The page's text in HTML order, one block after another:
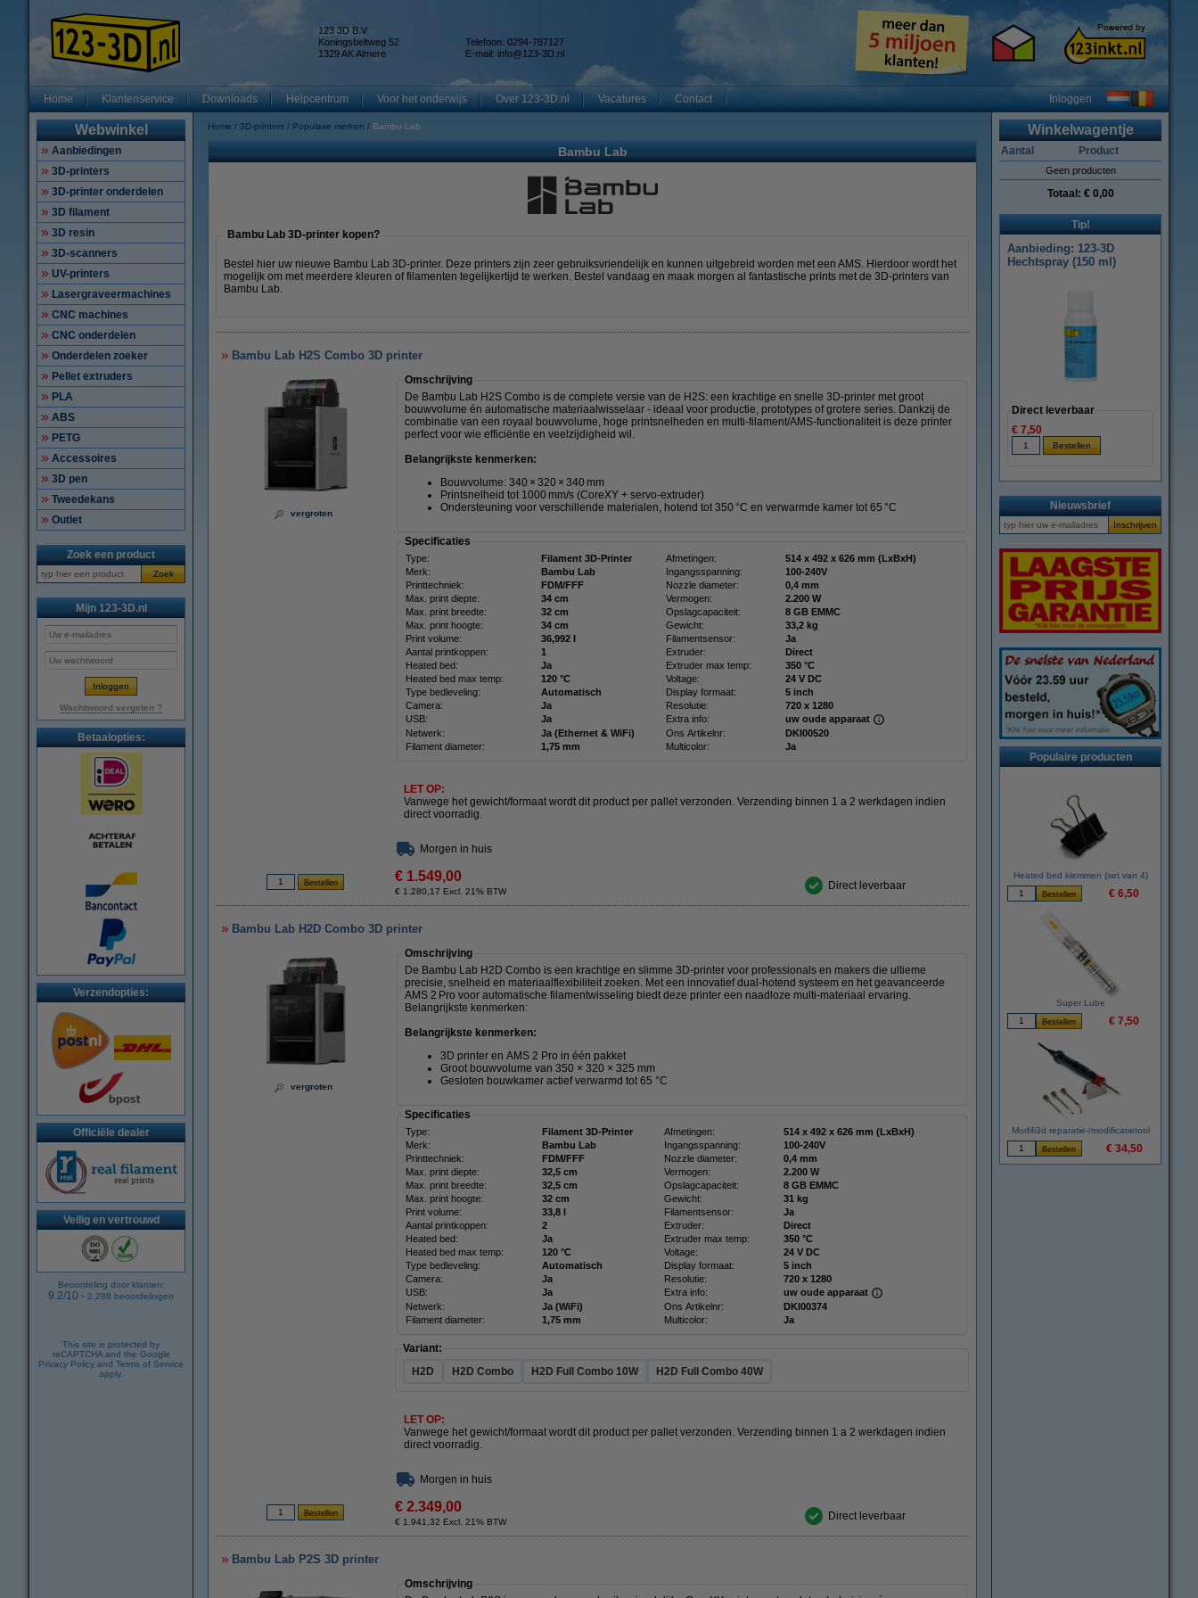
123 3D B.V.
Koningsbeltweg 52
1329 AK Almere
Telefoon: 0294-787127
E-mail: info@123-3D.nl
Home Klantenservice Downloads Helpcentrum Voor het onderwijs Over 123-3D.nl Vacatures Contact Inloggen
Webwinkel
Aanbiedingen
3D-printers
3D-printer onderdelen
3D filament
3D resin
3D-scanners
UV-printers
Lasergraveermachines
CNC machines
CNC onderdelen
Onderdelen zoeker
Pellet extruders
PLA
ABS
PETG
Accessoires
3D pen
Tweedekans
Outlet
Zoek een product
Zoek
Mijn 123-3D.nl
Wachtwoord vergeten ?
Betaalopties:
Verzendopties:
Officiële dealer
Veilig en vertrouwd
Beoordeling door klanten:
9.2/10 - 2.288 beoordelingen
This site is protected by
reCAPTCHA and the Google
Privacy Policy and Terms of Service
apply.
Home 3D-printers Populaire merken Bambu Lab
Bambu Lab
Bambu Lab 3D-printer kopen?
Bestel hier uw nieuwe Bambu Lab 3D-printer. Deze printers zijn zeer gebruiksvriendelijk en kunnen uitgebreid worden met een AMS. Hierdoor wordt het
mogelijk om met meerdere kleuren of filamenten tegelijkertijd te werken. Bestel vandaag en maak morgen al fantastische prints met de 3D-printers van
Bambu Lab.
Bambu Lab H2S Combo 3D printer
vergroten
Omschrijving
De Bambu Lab H2S Combo is de complete versie van de H2S: een krachtige en snelle 3D‑printer met groot
bouwvolume én automatische materiaalwisselaar - ideaal voor productie, prototypes of grotere series. Dankzij de
combinatie van een royaal bouwvolume, hoge printsnelheden en multi‑filament/AMS‑functionaliteit is deze printer
perfect voor wie efficiëntie en veelzijdigheid wil.
Belangrijkste kenmerken:
Bouwvolume: 340 × 320 × 340 mm
Printsnelheid tot 1000 mm/s (CoreXY + servo‑extruder)
Ondersteuning voor verschillende materialen, hotend tot 350 °C en verwarmde kamer tot 65 °C
Specificaties
Type: Filament 3D-Printer Afmetingen:
514 x 492 x 626 mm (LxBxH)
Merk:
Bambu Lab Ingangsspanning:
100-240V
Printtechniek:
FDM/FFF Nozzle diameter:
0,4 mm
Max. print diepte:
34 cm Vermogen:
2.200 W
Max. print breedte:
32 cm Opslagcapaciteit:
8 GB EMMC
Max. print hoogte:
34 cm Gewicht:
33,2 kg
Print volume:
36,992 l Filamentsensor:
Ja
Aantal printkoppen:
1 Extruder:
Direct
Heated bed:
Ja Extruder max temp:
350 °C
Heated bed max temp:
120 °C Voltage:
24 V DC
Type bedleveling:
Automatisch Display formaat:
5 inch
Camera:
Ja Resolutie:
720 x 1280
USB:
Ja Extra info:
uw oude apparaat
Netwerk:
Ja (Ethernet & WiFi) Ons Artikelnr:
DKI00520
Filament diameter:
1,75 mm Multicolor: Ja
LET OP:
Vanwege het gewicht/formaat wordt dit product per pallet verzonden. Verzending binnen 1 a 2 werkdagen indien
direct voorradig.
Morgen in huis
€ 1.549,00
€ 1.280,17 Excl. 21% BTW Direct leverbaar
Bambu Lab H2D Combo 3D printer
vergroten
Omschrijving
De Bambu Lab H2D Combo is een krachtige en slimme 3D-printer voor professionals en makers die ultieme
precisie, snelheid en materiaalflexibiliteit zoeken. Met een innovatief dual-hotend systeem en het geavanceerde
AMS 2 Pro voor automatische filamentwisseling biedt deze printer een naadloze multi-materiaal ervaring.
Belangrijkste kenmerken:
Belangrijkste kenmerken:
3D printer en AMS 2 Pro in één pakket
Groot bouwvolume van 350 × 320 × 325 mm
Gesloten bouwkamer actief verwarmd tot 65 °C
Specificaties
Type: Filament 3D-Printer Afmetingen:
514 x 492 x 626 mm (LxBxH)
Merk:
Bambu Lab Ingangsspanning:
100-240V
Printtechniek:
FDM/FFF Nozzle diameter:
0,4 mm
Max. print diepte:
32,5 cm Vermogen:
2.200 W
Max. print breedte:
32,5 cm Opslagcapaciteit:
8 GB EMMC
Max. print hoogte:
32 cm Gewicht:
31 kg
Print volume:
33,8 l Filamentsensor:
Ja
Aantal printkoppen:
2 Extruder:
Direct
Heated bed:
Ja Extruder max temp:
350 °C
Heated bed max temp:
120 °C Voltage:
24 V DC
Type bedleveling:
Automatisch Display formaat:
5 inch
Camera:
Ja Resolutie:
720 x 1280
USB:
Ja Extra info:
uw oude apparaat
Netwerk:
Ja (WiFi) Ons Artikelnr:
DKI00374
Filament diameter:
1,75 mm Multicolor: Ja
Variant:
H2D
H2D Combo H2D Full Combo 10W H2D Full Combo 40W
LET OP:
Vanwege het gewicht/formaat wordt dit product per pallet verzonden. Verzending binnen 1 a 2 werkdagen indien
direct voorradig.
Morgen in huis
€ 2.349,00
€ 1.941,32 Excl. 21% BTW Direct leverbaar
Bambu Lab P2S 3D printer
Omschrijving
Winkelwagentje
Aantal Product
Geen producten
Totaal: € 0,00
Tip!
Aanbieding: 123-3D
Hechtspray (150 ml)
Direct leverbaar
€ 7,50
Nieuwsbrief
Populaire producten
Heated bed klemmen (set van 4)
€ 6,50
Super Lube
€ 7,50
Modifi3d reparatie-/modificatietool
€ 34,50